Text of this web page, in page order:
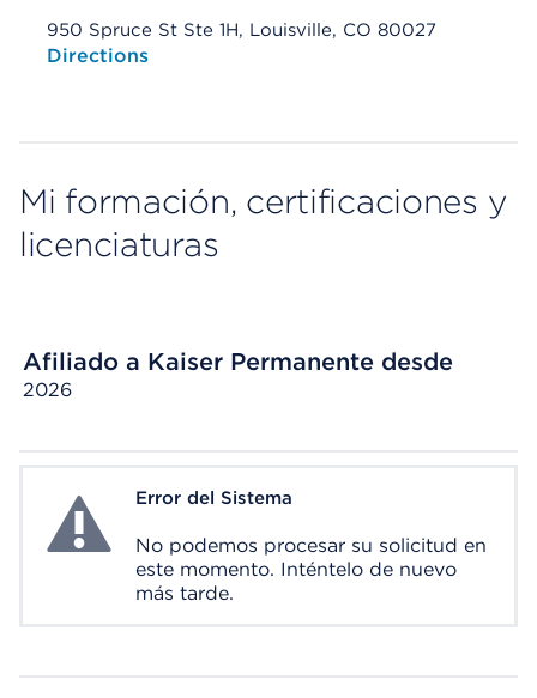
950 Spruce St Ste 1H, Louisville, CO 80027
Opens native map application on mobile devices
Directions
Mi formación, certificaciones y
licenciaturas
Afiliado a Kaiser Permanente desde
2026
System ErrorError del Sistema
No podemos procesar su solicitud en
este momento. Inténtelo de nuevo
más tarde.